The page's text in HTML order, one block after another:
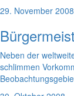
29. November 2008
Neben der
schlimmen